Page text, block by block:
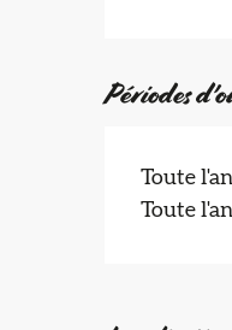
Périodes
Toute
Toute